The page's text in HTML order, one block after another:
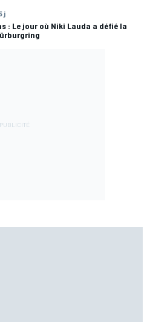
j
: Le jour où Niki Lauda a défié la